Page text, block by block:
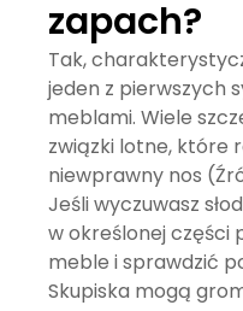
zapach?
Tak,
jeden z pierwszych
meblami. Wiele
związki lotne, które
niewprawny nos
Jeśli wyczuwasz
w określonej części
meble i sprawdzić
Skupiska mogą